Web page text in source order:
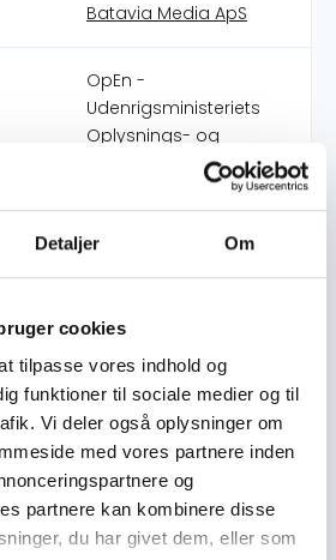
Detaljer Om
cookies
tilpasse vores indhold og
funktioner til sociale medier og til
Vi deler også oplysninger om
med vores partnere inden
og
partnere kan kombinere disse
du har givet dem, eller som
Batavia Media ApS
OpEn -
Udenrigsministeriets
Oplysnings- og
Engagementspulje
forbrug og produktion
Tunisia
HTX over hele Danmark engageres i
arbejde med en konkret case fra
sammen med indikatorer og